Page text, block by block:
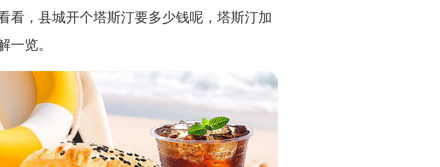
看，县城开个塔斯汀要多少钱呢，塔斯汀加
一览。